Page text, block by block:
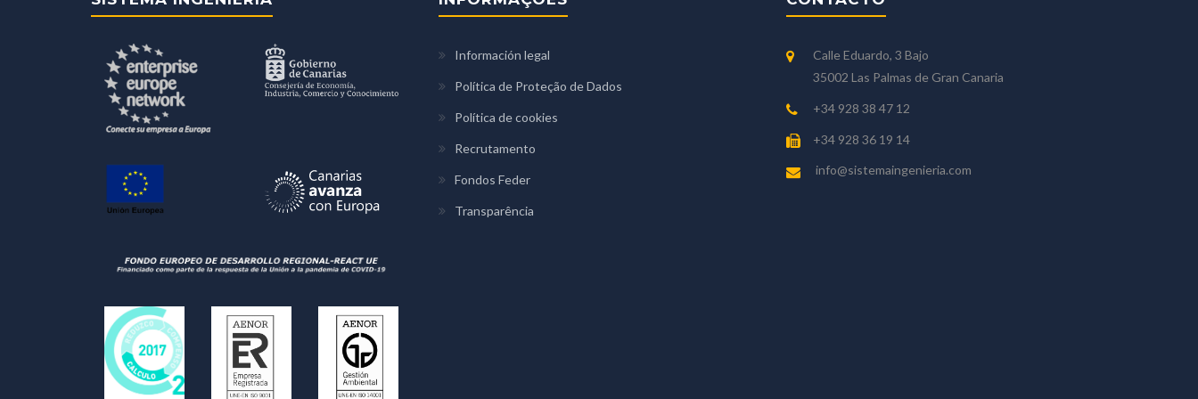
Información legal
Política de Proteção de Dados
Política de cookies
Recrutamento
Fondos Feder
Transparência
Calle Eduardo, 3 Bajo
35002 Las Palmas de Gran Canaria
+34 928 38 47 12
+34 928 36 19 14
info@sistemaingenieria.com